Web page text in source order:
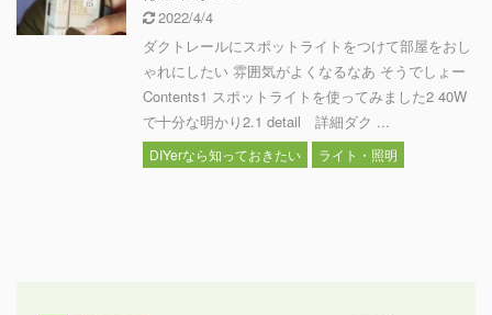
2022/4/4
ダクトレールにスポットライトをつけて部屋をおし
ゃれにしたい 雰囲気がよくなるなあ そうでしょー
Contents1 スポットライトを使ってみました2 40W
で十分な明かり2.1 detail 詳細ダク ...
DIYerなら知っておきたい ライト・照明